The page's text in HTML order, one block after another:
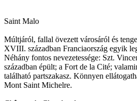
Saint Malo
Múltjáról, fallal övezett városáról és
XVIII. században Franciaország egyik
Néhány fontos nevezetessége: Szt.
században épült; a Fort de la Cité;
található partszakasz. Könnyen
Mont Saint Michelre.